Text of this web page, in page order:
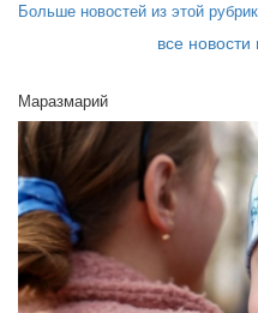
Больше новостей из этой
все новости
Маразмарий